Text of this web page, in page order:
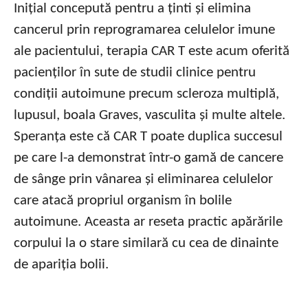
Inițial concepută pentru a ținti și elimina
cancerul prin reprogramarea celulelor imune
ale pacientului, terapia CAR T este acum oferită
pacienților în sute de studii clinice pentru
condiții autoimune precum scleroza multiplă,
lupusul, boala Graves, vasculita și multe altele.
Speranța este că CAR T poate duplica succesul
pe care l-a demonstrat într-o gamă de cancere
de sânge prin vânarea și eliminarea celulelor
care atacă propriul organism în bolile
autoimune. Aceasta ar reseta practic apărările
corpului la o stare similară cu cea de dinainte
de apariția bolii.